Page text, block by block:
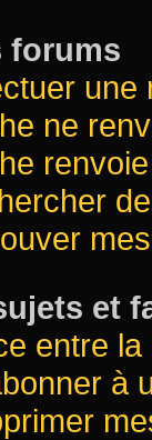
forums
ne
et
entre